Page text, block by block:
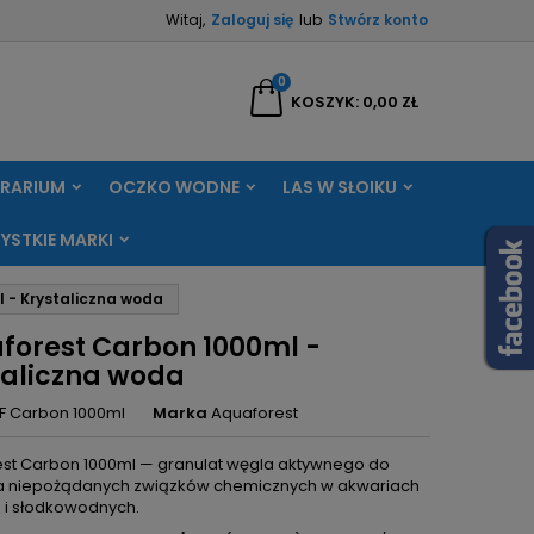
Witaj, Zaloguj się lub Stwórz konto
KOSZYK
0
0,00 ZŁ
OCZKO WODNE LAS W SŁOIKU
MARKI
- Krystaliczna woda
Carbon 1000ml -
woda
Carbon 1000ml Marka Aquaforest
Carbon 1000ml — granulat węgla aktywnego do
niepożądanych związków chemicznych w akwariach
słodkowodnych.